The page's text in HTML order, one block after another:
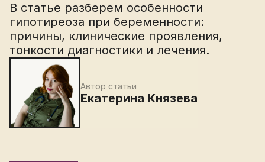
В статье разберем особенности
гипотиреоза при беременности:
причины, клинические проявления,
тонкости диагностики и лечения.
Автор статьи
Екатерина Князева